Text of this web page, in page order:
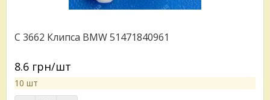
C 3662 Клипса BMW 51471840961
8.6 грн/шт
10 шт